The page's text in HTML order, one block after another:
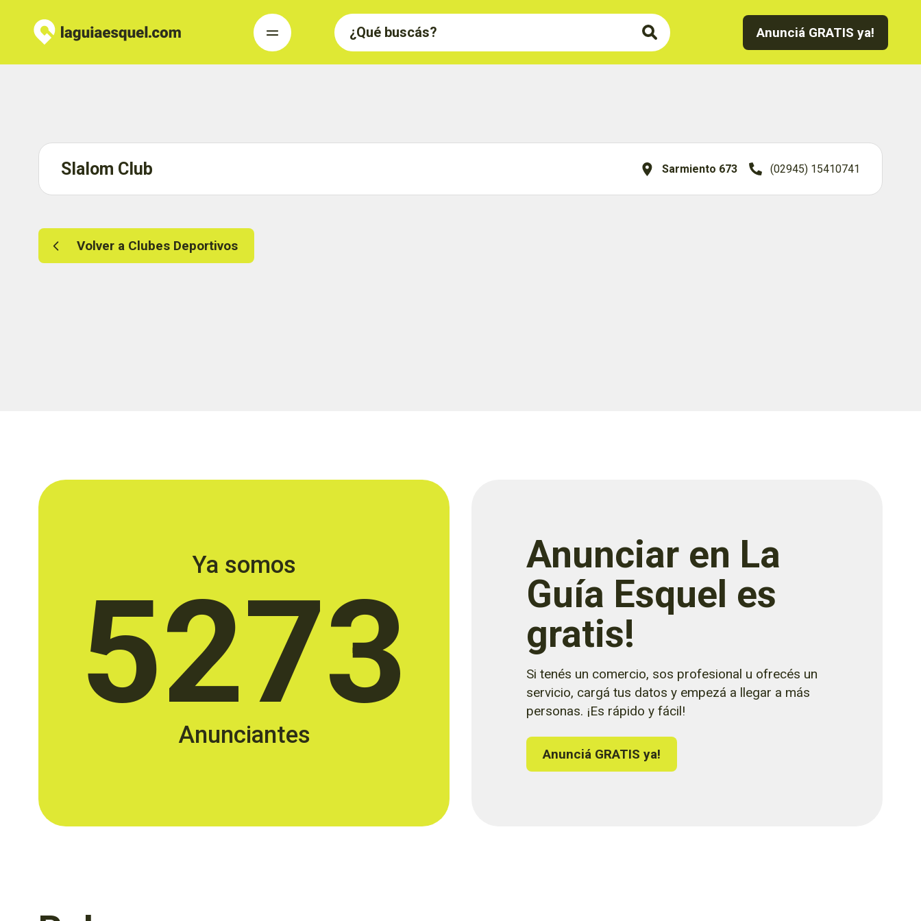
Anunciá GRATIS ya!
Slalom Club Sarmiento 673 (02945) 15410741
Volver a Clubes Deportivos
Ya somos
5273
Anunciantes
Anunciar en La
Guía Esquel es
gratis!
Si tenés un comercio, sos profesional u ofrecés un
servicio, cargá tus datos y empezá a llegar a más
personas. ¡Es rápido y fácil!
Anunciá GRATIS ya!